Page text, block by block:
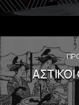
ΑΣΤΙΚΟΊ